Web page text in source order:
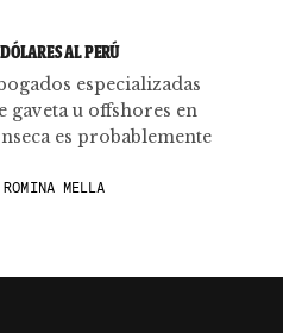
AL PERÚ
especializadas
gaveta u offshores en
es probablemente
MELLA